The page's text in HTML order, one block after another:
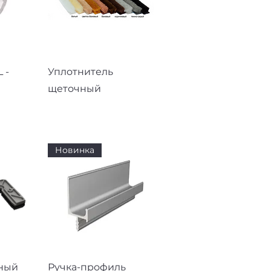
- Быстрый просмотр
Уплотнитель
щеточный
Быстрый просмотр
Новинка
Ручка-профиль